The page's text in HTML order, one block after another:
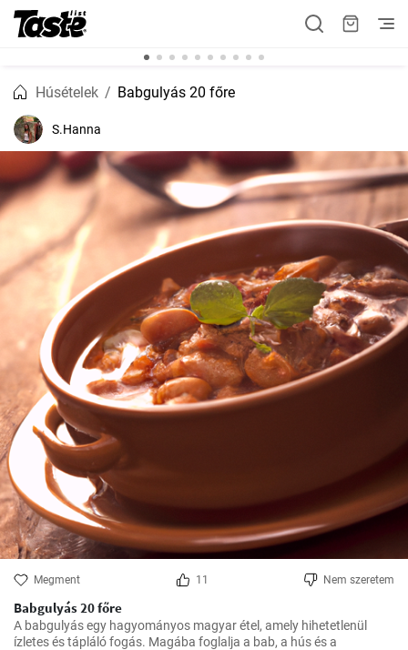
Húsételek Babgulyás 20 főre
S.Hanna
Megment 11 Nem szeretem
Babgulyás 20 főre
A babgulyás egy hagyományos magyar étel, amely hihetetlenül
ízletes és tápláló fogás. Magába foglalja a bab, a hús és a